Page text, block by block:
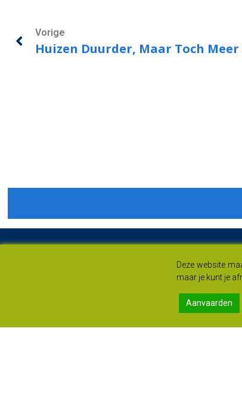
Vorige
Huizen Duurder, Maar Toch
Deze website
maar je kunt je
Aanvaarden